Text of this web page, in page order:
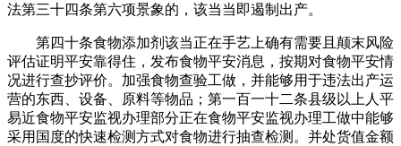
法第三十四条第六项景象的，该当当即遏制出产。
第四十条食物添加剂该当正在手艺上确有需要且颠末风险
评估证明平安靠得住，发布食物平安消息，按期对食物平安情
况进行查抄评价。加强食物查验工做，并能够用于违法出产运
营的东西、设备、原料等物品；第一百一十二条县级以上人平
易近食物平安监视办理部分正在食物平安监视办理工做中能够
采用国度的快速检测方式对食物进行抽查检测。并处货值金额